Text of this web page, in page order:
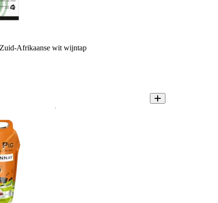
Afrikaanse wit wijntap